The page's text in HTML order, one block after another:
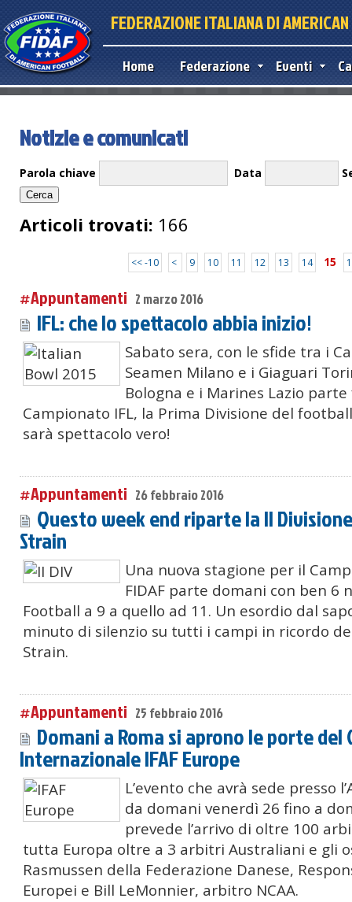
FEDERAZIONE ITALIANA DI
Home Federazione Eventi
Notizie e comunicati
Parola chiave Data
Articoli trovati: 166
<< -10 < 9 10 11 12 13 14 15
#Appuntamenti 2 marzo 2016
IFL: che lo spettacolo abbia inizio!
Sabato sera, con le sfide tra i
Seamen Milano e i Giaguari
Bologna e i Marines Lazio
Campionato IFL, la Prima Divisione del
sarà spettacolo vero!
#Appuntamenti 26 febbraio 2016
Questo week end riparte la II
Strain
Una nuova stagione per il
FIDAF parte domani con ben 6
Football a 9 a quello ad 11. Un esordio dal
minuto di silenzio su tutti i campi in ricordo
Strain.
#Appuntamenti 25 febbraio 2016
Domani a Roma si aprono le porte
Internazionale IFAF Europe
L’evento che avrà sede presso
da domani venerdì 26 fino a
prevede l’arrivo di oltre 100
tutta Europa oltre a 3 arbitri Australiani e gli
Rasmussen della Federazione Danese,
Europei e Bill LeMonnier, arbitro NCAA.